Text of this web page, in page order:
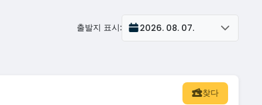
출발지 표시: 2026. 08. 07.
찾다